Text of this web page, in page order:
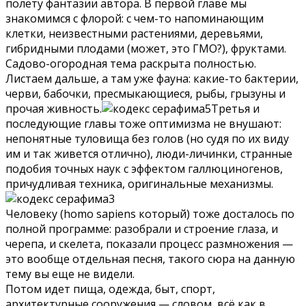
полёту фантазии автора. В первой главе мы
знакомимся с флорой: с чем-то напоминающим
клетки, неизвестными растениями, деревьями,
гибридными плодами (может, это ГМО?), фруктами.
Садово-огородная тема раскрыта полностью.
Листаем дальше, а там уже фауна: какие-то бактерии,
черви, бабочки, пресмыкающиеся, рыбы, грызуны и
прочая живность.
Третья и
последующие главы тоже оптимизма не внушают:
непонятные туловища без голов (но судя по их виду
им и так живется отлично), люди-личинки, странные
подобия точных наук с эффектом галлюциногенов,
причудливая техника, оригинальные механизмы.
Человеку (homo sapiens который) тоже досталось по
полной программе: разобрали и строение глаза, и
черепа, и скелета, показали процесс размножения —
это вообще отдельная песня, такого сюра на данную
тему вы еще не видели.
Потом идет пища, одежда, быт, спорт,